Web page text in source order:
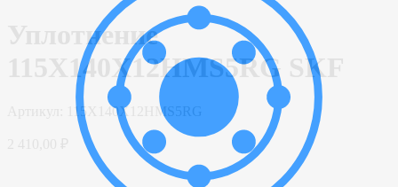
Уплотнение
115X140X12HMS5RG SKF
115X140X12HMS5RG